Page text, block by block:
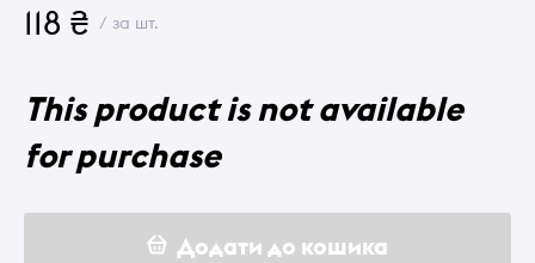
118 ₴ / за шт.
This product is not available
for purchase
Додати до кошика